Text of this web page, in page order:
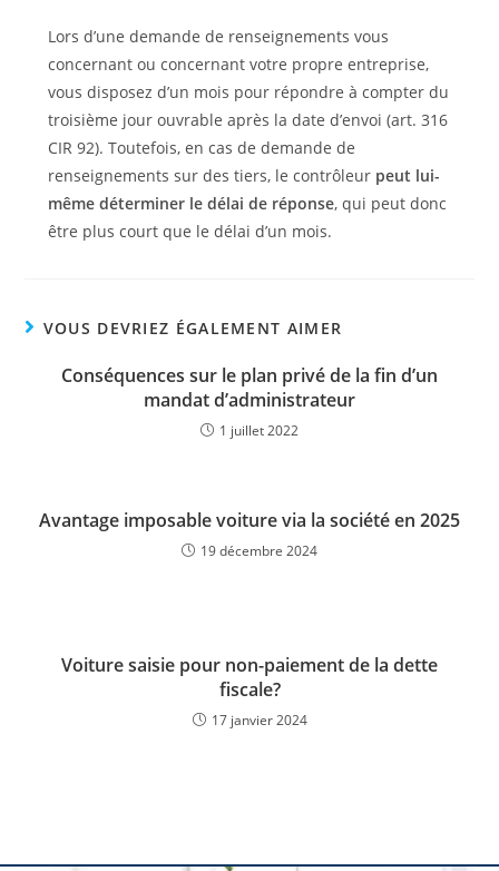
Lors d’une demande de renseignements vous
concernant ou concernant votre propre entreprise,
vous disposez d’un mois pour répondre à compter du
troisième jour ouvrable après la date d’envoi (art. 316
CIR 92). Toutefois, en cas de demande de
renseignements sur des tiers, le contrôleur peut lui-
même déterminer le délai de réponse, qui peut donc
être plus court que le délai d’un mois.
VOUS DEVRIEZ ÉGALEMENT AIMER
Conséquences sur le plan privé de la fin d’un
mandat d’administrateur
1 juillet 2022
Avantage imposable voiture via la société en 2025
19 décembre 2024
Voiture saisie pour non-paiement de la dette
fiscale?
17 janvier 2024